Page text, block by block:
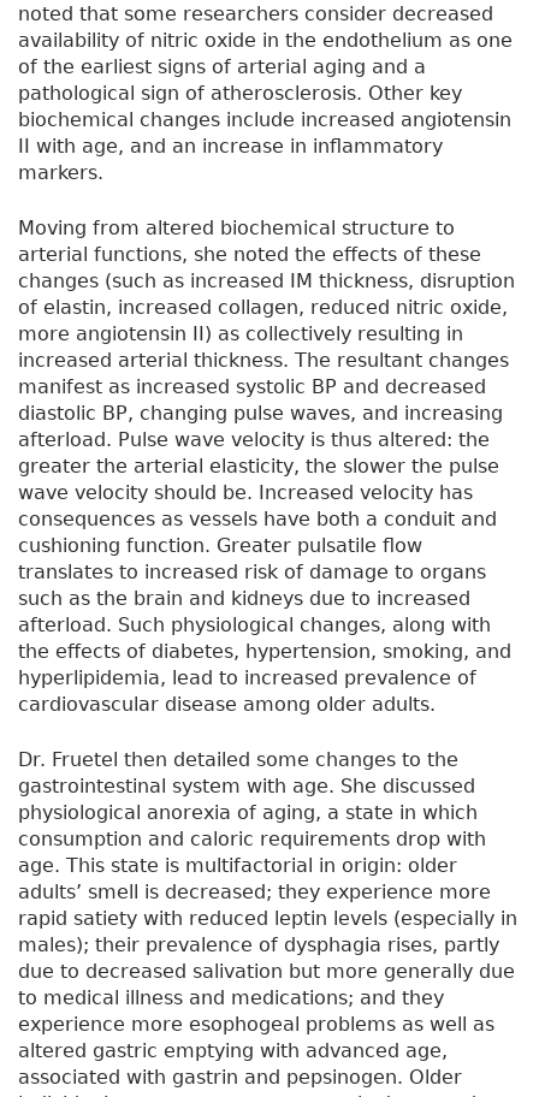
noted that some researchers consider decreased
availability of nitric oxide in the endothelium as one
of the earliest signs of arterial aging and a
pathological sign of atherosclerosis. Other key
biochemical changes include increased angiotensin
II with age, and an increase in inflammatory
markers.
Moving from altered biochemical structure to
arterial functions, she noted the effects of these
changes (such as increased IM thickness, disruption
of elastin, increased collagen, reduced nitric oxide,
more angiotensin II) as collectively resulting in
increased arterial thickness. The resultant changes
manifest as increased systolic BP and decreased
diastolic BP, changing pulse waves, and increasing
afterload. Pulse wave velocity is thus altered: the
greater the arterial elasticity, the slower the pulse
wave velocity should be. Increased velocity has
consequences as vessels have both a conduit and
cushioning function. Greater pulsatile flow
translates to increased risk of damage to organs
such as the brain and kidneys due to increased
afterload. Such physiological changes, along with
the effects of diabetes, hypertension, smoking, and
hyperlipidemia, lead to increased prevalence of
cardiovascular disease among older adults.
Dr. Fruetel then detailed some changes to the
gastrointestinal system with age. She discussed
physiological anorexia of aging, a state in which
consumption and caloric requirements drop with
age. This state is multifactorial in origin: older
adults’ smell is decreased; they experience more
rapid satiety with reduced leptin levels (especially in
males); their prevalence of dysphagia rises, partly
due to decreased salivation but more generally due
to medical illness and medications; and they
experience more esophogeal problems as well as
altered gastric emptying with advanced age,
associated with gastrin and pepsinogen. Older